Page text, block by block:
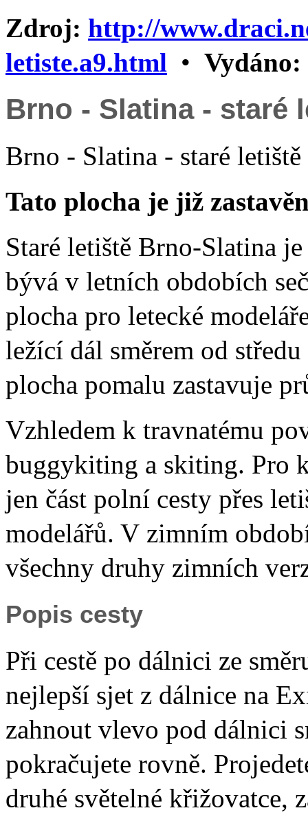
Zdroj: http://
letiste.a9.html • Vydáno:
Brno - Slatina - staré
Brno - Slatina - staré
Tato plocha je již
Staré letiště Brno-Slatina
bývá v letních obdobích
plocha pro letecké
ležící dál směrem od středu
plocha pomalu zastavuje
Vzhledem k travnatému
buggykiting a skiting. Pro
jen část polní cesty přes
modelářů. V zimním
všechny druhy zimních
Popis cesty
Při cestě po dálnici ze
nejlepší sjet z dálnice na
zahnout vlevo pod dálnici
pokračujete rovně.
druhé světelné křižovatce,